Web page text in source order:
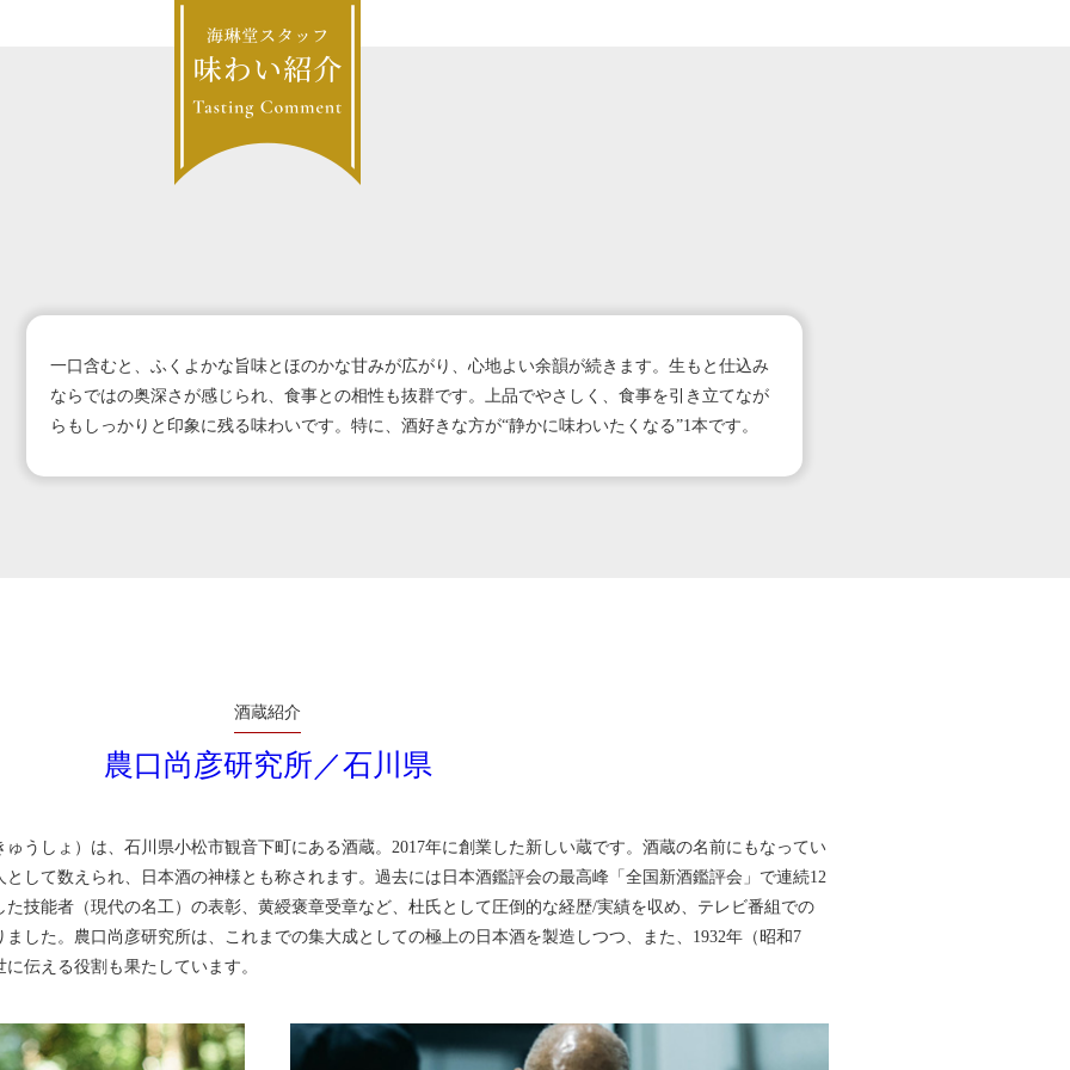
一口含むと、ふくよかな旨味とほのかな甘みが広がり、心地よい余韻が続きます。生もと仕込み
ならではの奥深さが感じられ、食事との相性も抜群です。上品でやさしく、食事を引き立てなが
らもしっかりと印象に残る味わいです。特に、酒好きな方が“静かに味わいたくなる”1本です。
酒蔵紹介
農口尚彦研究所／石川県
うしょ）は、石川県小松市観音下町にある酒蔵。2017年に創業した新しい蔵です。酒蔵の名前にもなってい
して数えられ、日本酒の神様とも称されます。過去には日本酒鑑評会の最高峰「全国新酒鑑評会」で連続12
技能者（現代の名工）の表彰、黄綬褒章受章など、杜氏として圧倒的な経歴/実績を収め、テレビ番組での
した。農口尚彦研究所は、これまでの集大成としての極上の日本酒を製造しつつ、また、1932年（昭和7
伝える役割も果たしています。